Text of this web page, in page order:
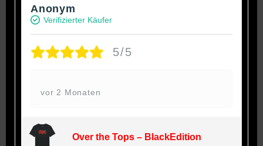
Anonym
Verifizierter Käufer
5/5
vor 2 Monaten
Over the Tops – BlackEdition